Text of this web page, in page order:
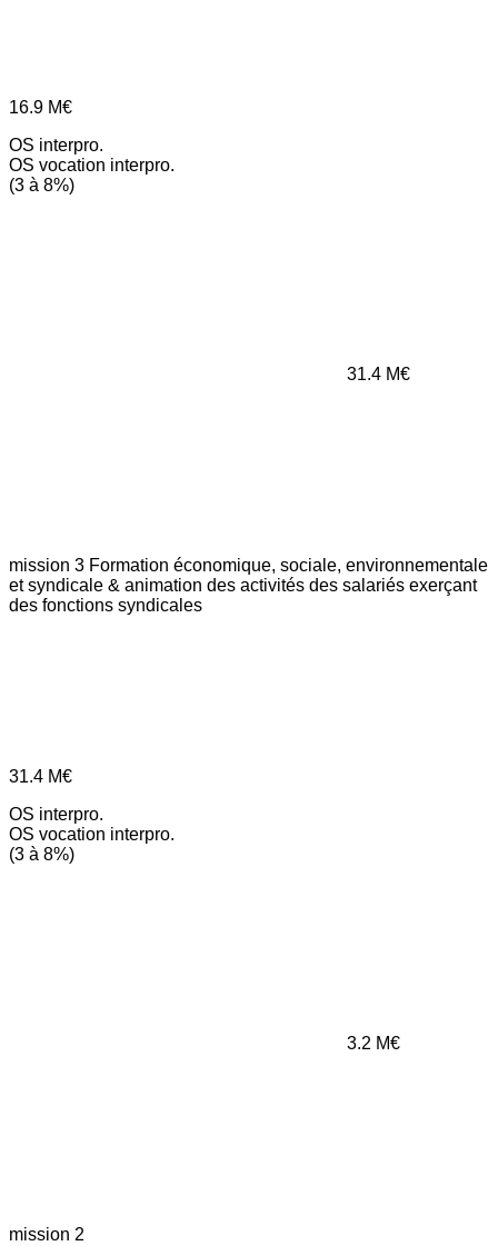
16.9 M€
OS interpro.
OS vocation interpro.
(3 à 8%)
31.4 M€
mission 3 Formation économique, sociale, environnementale
et syndicale & animation des activités des salariés exerçant
des fonctions syndicales
31.4 M€
OS interpro.
OS vocation interpro.
(3 à 8%)
3.2 M€
mission 2